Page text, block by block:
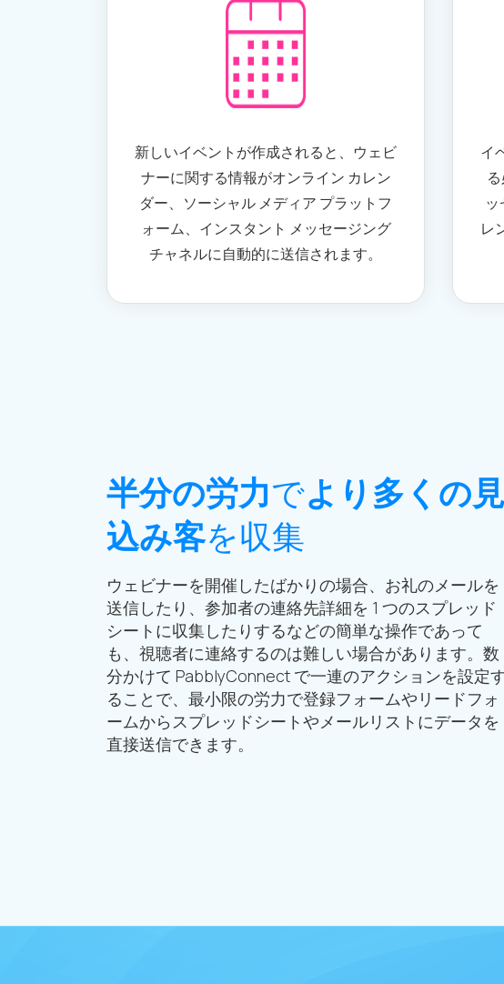
新しいイベントが作成されると、ウェビ
ナーに関する情報がオンライン カレン
ダー、ソーシャル メディア プラットフ
ォーム、インスタント メッセージング
チャネルに自動的に送信されます。
イ
レ
半分の労力でより多くの見
込み客を収集
ウェビナーを開催したばかりの場合、お礼のメールを
送信したり、参加者の連絡先詳細を 1 つのスプレッド
シートに収集したりするなどの簡単な操作であって
も、視聴者に連絡するのは難しい場合があります。数
分かけて PabblyConnect で一連のアクションを設定
ることで、最小限の労力で登録フォームやリードフォ
ームからスプレッドシートやメールリストにデータを
直接送信できます。